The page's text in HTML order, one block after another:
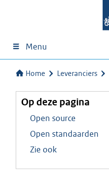
Menu
Home Leveranciers
Op deze pagina
Open source
Open standaarden
Zie ook